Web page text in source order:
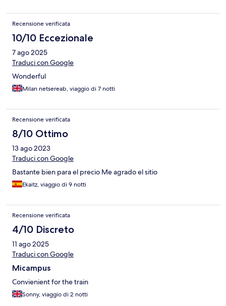
Recensione verificata
10/10 Eccezionale
7 ago 2025
Traduci con Google
Wonderful
Milan netsereab, viaggio di 7 notti
Recensione verificata
8/10 Ottimo
13 ago 2023
Traduci con Google
Bastante bien para el precio Me agrado el sitio
Ekaitz, viaggio di 9 notti
Recensione verificata
4/10 Discreto
11 ago 2025
Traduci con Google
Micampus
Convienient for the train
Sonny, viaggio di 2 notti